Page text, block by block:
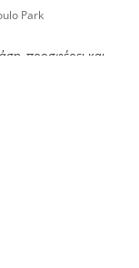
Park
προσφέρει και